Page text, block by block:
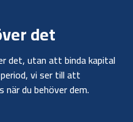
det
det, utan att binda kapital
vi ser till att
du behöver dem.